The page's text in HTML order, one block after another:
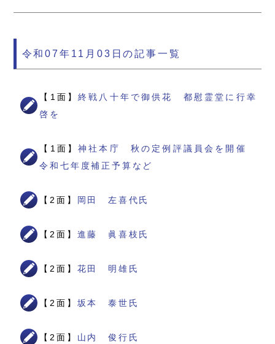
令和07年11月03日の記事一覧
【1面】終戦八十年で御供花 都慰霊堂に行幸
啓を
【1面】神社本庁 秋の定例評議員会を開催
令和七年度補正予算など
【2面】 岡田 左喜代氏
【2面】 進藤 眞喜枝氏
【2面】 花田 明雄氏
【2面】 坂本 泰世氏
【2面】 山内 俊行氏